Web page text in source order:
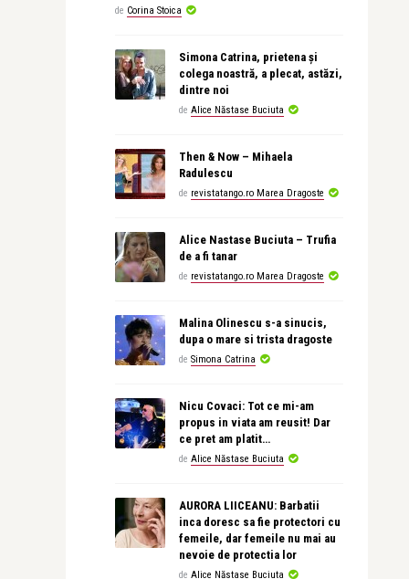
de Corina Stoica
Simona Catrina, prietena și
colega noastră, a plecat, astăzi,
dintre noi
de Alice Năstase Buciuta
Then & Now – Mihaela
Radulescu
de revistatango.ro Marea Dragoste
Alice Nastase Buciuta – Trufia
de a fi tanar
de revistatango.ro Marea Dragoste
Malina Olinescu s-a sinucis,
dupa o mare si trista dragoste
de Simona Catrina
Nicu Covaci: Tot ce mi-am
propus in viata am reusit! Dar
ce pret am platit…
de Alice Năstase Buciuta
AURORA LIICEANU: Barbatii
inca doresc sa fie protectori cu
femeile, dar femeile nu mai au
nevoie de protectia lor
de Alice Năstase Buciuta